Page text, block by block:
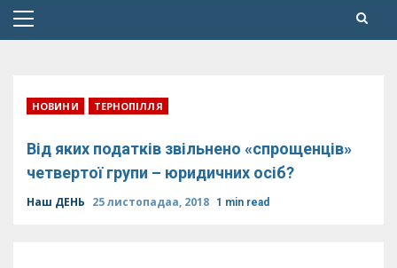
Primary
НОВИНИ ТЕРНОПІЛЛЯ
Від яких податків звільнено «спрощенців»
четвертої групи – юридичних осіб?
Наш ДЕНЬ 25 листопадаа, 2018 1 min read